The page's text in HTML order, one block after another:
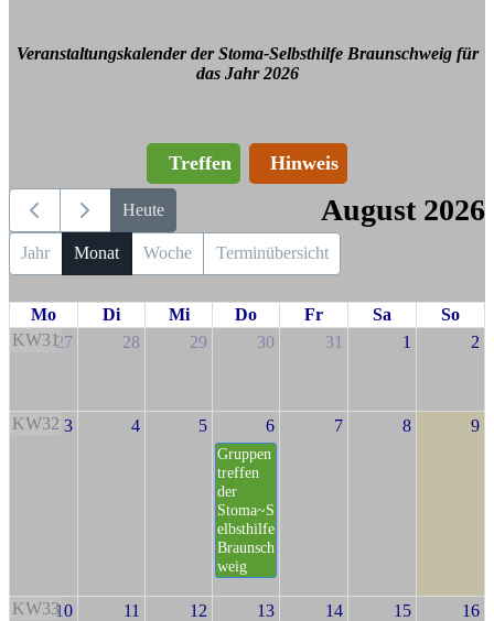
Veranstaltungskalender der Stoma-Selbsthilfe Braunschweig für
das Jahr 2026
Treffen Hinweis
Heute August 2026
Jahr Monat Woche Terminübersicht
Mo Di Mi Do Fr Sa
So
KW3127 28 29 30 31 1 2
KW32 3 4 5 6
Gruppen
treffen
der
Stoma~S
elbsthilfe
Braunsch
weig
7 8 9
KW3310 11 12 13 14 15 16